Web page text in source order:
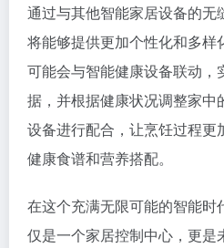
通过与其他智能家居设备的无
将能够提供更加个性化和多样
可能会与智能健康设备联动，
据，并根据健康状况调整家中
设备进行配合，让烹饪过程更
健康食谱和营养搭配。
在这个充满无限可能的智能时
仅是一个家居控制中心，更是